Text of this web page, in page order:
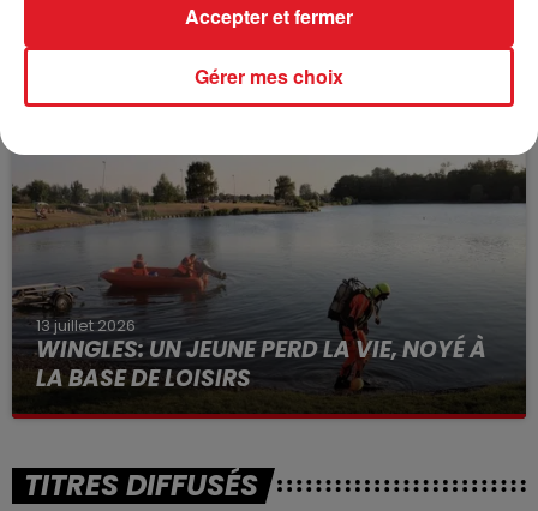
BÉTHUNE: ENQUÊTE POUR HOMICIDE
VOLONTAIRE EN COURS, APRÈS LA...
Selon les premiers éléments, le logement servait
13 juillet 2026
WINGLES: UN JEUNE PERD LA VIE, NOYÉ À
LA BASE DE LOISIRS
La victime a coulé à pic
TITRES DIFFUSÉS
Gérer mes choix
Accepter et fermer